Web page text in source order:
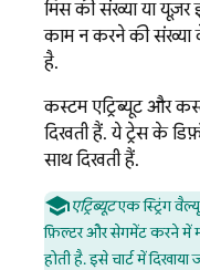
मिस की संख्या या
काम न करने की संख्या
है.
कस्टम एट्रिब्यूट और
दिखती हैं. ये ट्रेस के
साथ दिखती हैं.
एट्रिब्यूटएक स्ट्रिंग
फ़िल्टर और सेगमेंट करने में
होती है. इसे चार्ट में